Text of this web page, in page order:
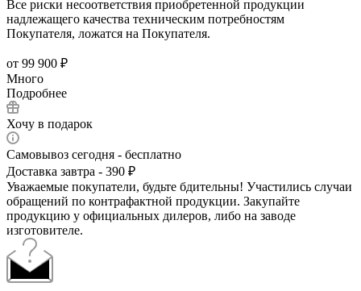
Все риски несоответствия приобретенной продукции
надлежащего качества техническим потребностям
Покупателя, ложатся на Покупателя.
от 99 900 ₽
Много
Подробнее
Хочу в подарок
Самовывоз сегодня - бесплатно
Доставка завтра - 390 ₽
Уважаемые покупатели, будьте бдительны! Участились случаи
обращений по контрафактной продукции. Закупайте
продукцию у официальных дилеров, либо на заводе
изготовителе.